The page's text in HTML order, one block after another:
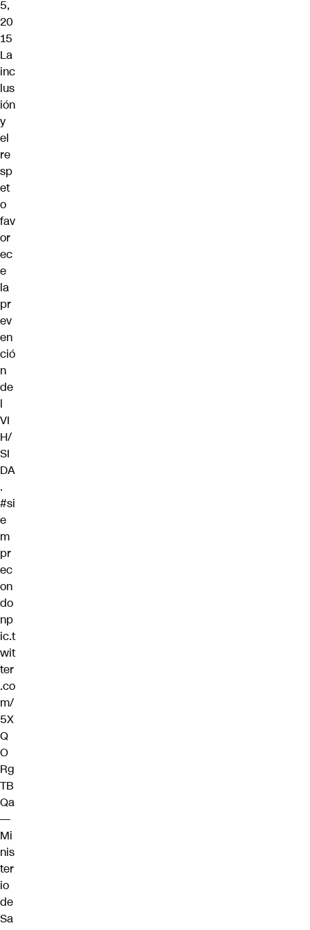
5,
20
15
La
inc
lus
ión
y
el
re
sp
et
o
fav
or
ec
e
la
pr
ev
en
ció
n
de
l
VI
H/
SI
DA
.
#si
e
m
pr
ec
on
do
np
ic.t
wit
ter
.co
m/
5X
Q
O
Rg
TB
Qa
—
Mi
nis
ter
io
de
Sa